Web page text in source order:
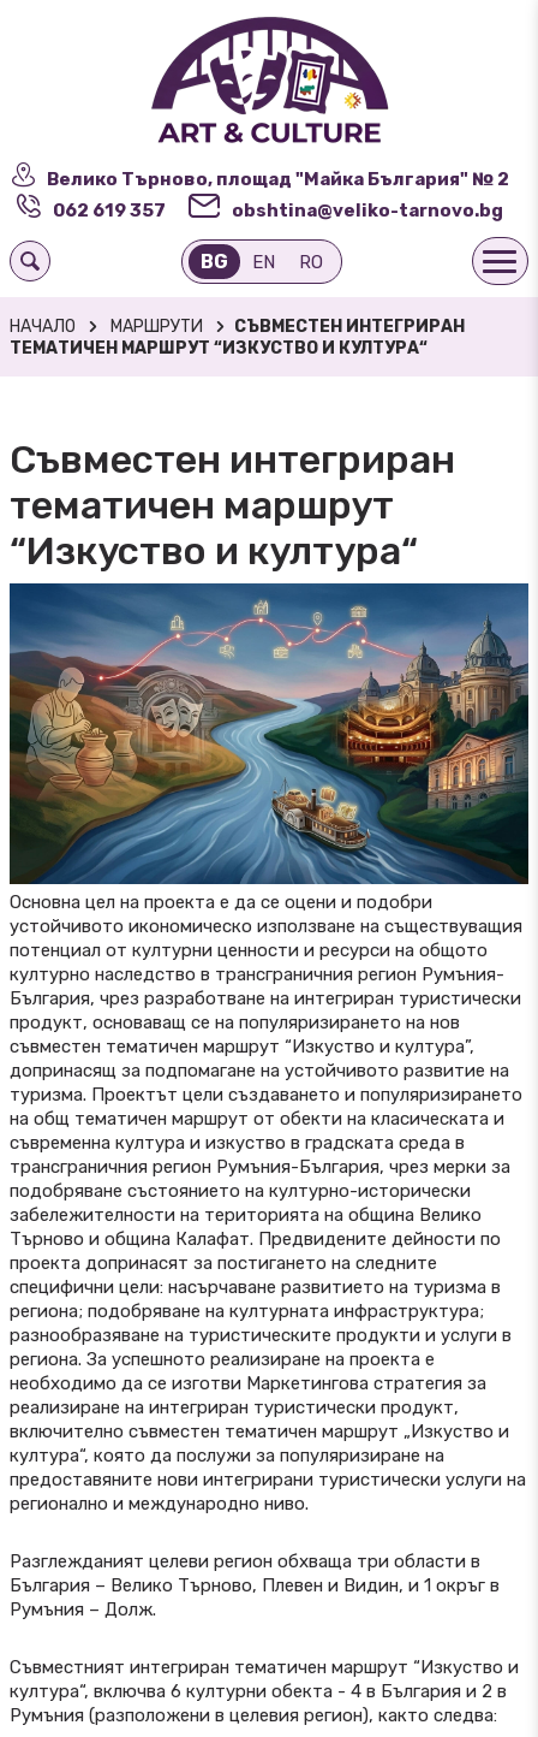
Велико Търново, площад "Майка България" № 2
062 619 357
obshtina@veliko-tarnovo.bg
BG EN RO
НАЧАЛО МАРШРУТИ
СЪВМЕСТЕН ИНТЕГРИРАН
ТЕМАТИЧЕН МАРШРУТ “ИЗКУСТВО И КУЛТУРА“
Съвместен интегриран
тематичен маршрут
“Изкуство и култура“
Основна цел на проекта е да се оцени и подобри
устойчивото икономическо използване на съществуващия
потенциал от културни ценности и ресурси на общото
културно наследство в трансграничния регион Румъния-
България, чрез разработване на интегриран туристически
продукт, основаващ се на популяризирането на нов
съвместен тематичен маршрут “Изкуство и култура”,
допринасящ за подпомагане на устойчивото развитие на
туризма. Проектът цели създаването и популяризирането
на общ тематичен маршрут от обекти на класическата и
съвременна култура и изкуство в градската среда в
трансграничния регион Румъния-България, чрез мерки за
подобряване състоянието на културно-исторически
забележителности на територията на община Велико
Търново и община Калафат. Предвидените дейности по
проекта допринасят за постигането на следните
специфични цели: насърчаване развитието на туризма в
региона; подобряване на културната инфраструктура;
разнообразяване на туристическите продукти и услуги в
региона. За успешното реализиране на проекта е
необходимо да се изготви Маркетингова стратегия за
реализиране на интегриран туристически продукт,
включително съвместен тематичен маршрут „Изкуство и
култура“, която да послужи за популяризиране на
предоставяните нови интегрирани туристически услуги на
регионално и международно ниво.
Разглежданият целеви регион обхваща три области в
България – Велико Търново, Плевен и Видин, и 1 окръг в
Румъния – Долж.
Съвместният интегриран тематичен маршрут “Изкуство и
култура“, включва 6 културни обекта - 4 в България и 2 в
Румъния (разположени в целевия регион), както следва: